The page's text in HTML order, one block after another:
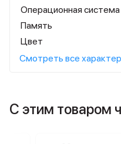
Операционная система
Память
Цвет
Смотреть все
С этим товаром